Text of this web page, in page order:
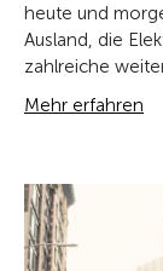
heute und
Ausland, die
zahlreiche
Mehr erfahren